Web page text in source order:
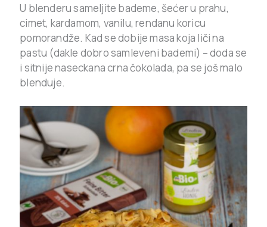
U blenderu sameljite bademe, šećer u prahu,
cimet, kardamom, vanilu, rendanu koricu
pomorandže. Kad se dobije masa koja liči na
pastu (dakle dobro samleveni bademi) – doda se
i sitnije naseckana crna čokolada, pa se još malo
blenduje.